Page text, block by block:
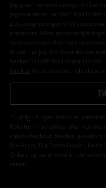
Jeg giver hermed samtykke til at
jegaccepterer, at EMP Mail Order
personoplysninger til at sende
produkter. Mine
overensstemmelse med
forstår, at jeg til enhver tid kan
besked til EMP Mail Order UK Ltd.
Klik her
for at afmelde
*Gyldig i 4 uger. Kan ikke
Rabatten fratrækkes efter korrekt
inden checkout. Medier, gavekort,
Die Ärzte, Die Toten Hosen,
Onkelz og varer med en
rabat.